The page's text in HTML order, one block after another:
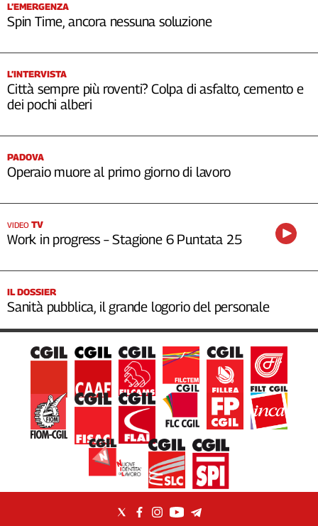
L’EMERGENZA
Spin Time, ancora nessuna soluzione
L’INTERVISTA
Città sempre più roventi? Colpa di asfalto, cemento e
dei pochi alberi
PADOVA
Operaio muore al primo giorno di lavoro
VIDEO TV
Work in progress – Stagione 6 Puntata 25
IL DOSSIER
Sanità pubblica, il grande logorio del personale